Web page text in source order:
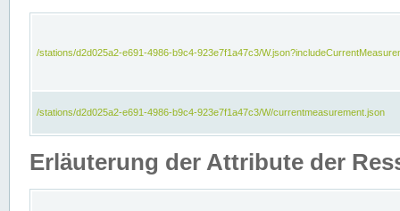
/stations/d2d025a2-e691-4986-b9c4-923e7f1a47c3/
/stations/d2d025a2-e691-4986-b9c4-923e7f1a47c3/W/currentmeasurement.json
Erläuterung der Attribute der